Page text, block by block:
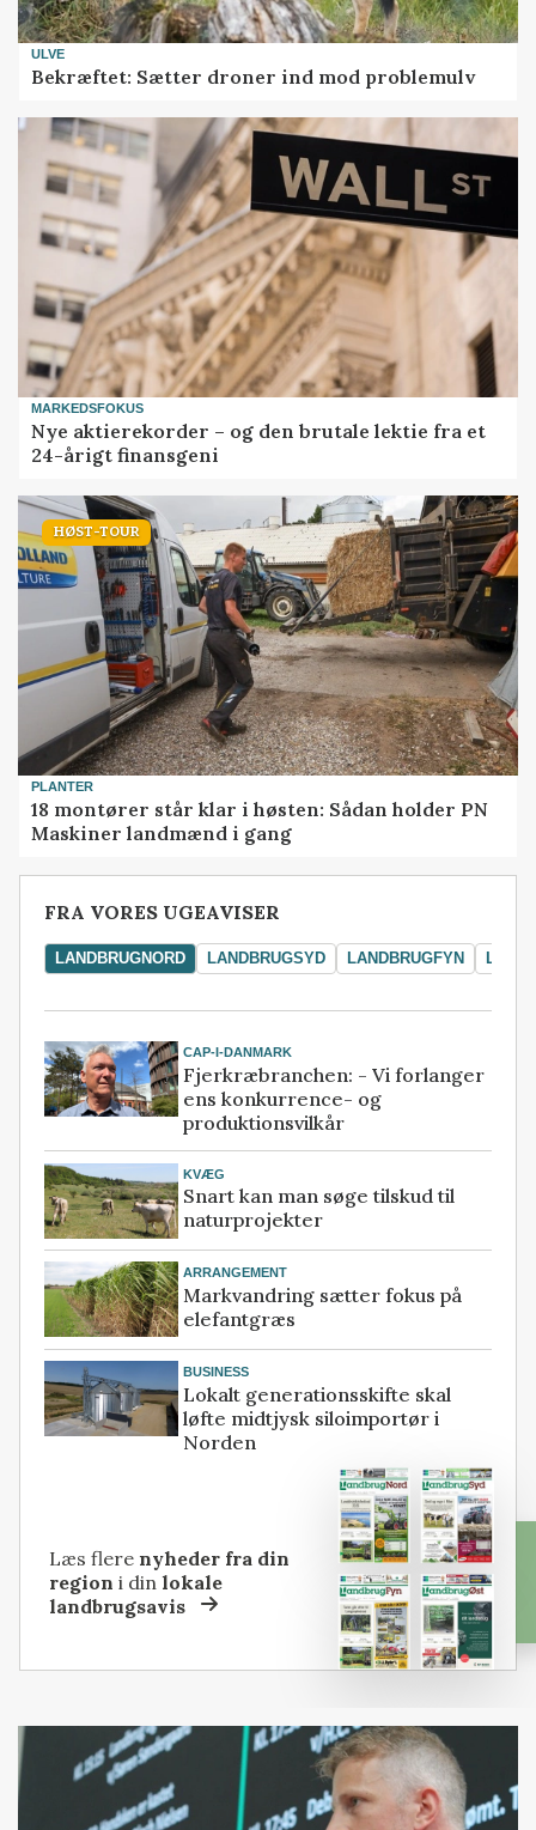
ULVE
Bekræftet: Sætter droner ind mod problemulv
MARKEDSFOKUS
Nye aktierekorder – og den brutale lektie fra et
24-årigt finansgeni
HØST-TOUR
PLANTER
18 montører står klar i høsten: Sådan holder PN
Maskiner landmænd i gang
FRA VORES UGEAVISER
LANDBRUGNORD LANDBRUGSYD LANDBRUGFYN
CAP-I-DANMARK
Fjerkræbranchen: - Vi forlanger
ens konkurrence- og
produktionsvilkår
KVÆG
Snart kan man søge tilskud til
naturprojekter
ARRANGEMENT
Markvandring sætter fokus på
elefantgræs
BUSINESS
Lokalt generationsskifte skal
løfte midtjysk siloimportør i
Norden
Læs flere nyheder fra din
region i dinlokale
landbrugsavis